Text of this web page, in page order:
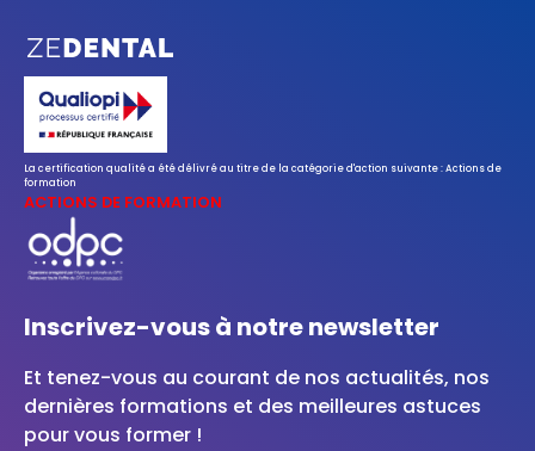
La certification qualité a été délivré au titre de la catégorie d'action suivante : Actions de
formation
ACTIONS DE FORMATION
Inscrivez-vous à notre newsletter
Et tenez-vous au courant de nos actualités, nos
dernières formations et des meilleures astuces
pour vous former !